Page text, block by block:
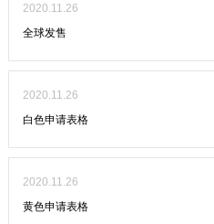
2020.11.26
全球发售
2020.11.26
白色申请表格
2020.11.26
黄色申请表格